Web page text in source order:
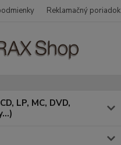
Reklamačný poriadok
LP, MC, DVD,